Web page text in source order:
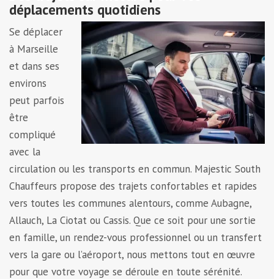
déplacements quotidiens
Se déplacer
à Marseille
et dans ses
environs
peut parfois
être
compliqué
avec la
circulation ou les transports en commun. Majestic South
Chauffeurs propose des trajets confortables et rapides
vers toutes les communes alentours, comme Aubagne,
Allauch, La Ciotat ou Cassis. Que ce soit pour une sortie
en famille, un rendez-vous professionnel ou un transfert
vers la gare ou l’aéroport, nous mettons tout en œuvre
pour que votre voyage se déroule en toute sérénité.